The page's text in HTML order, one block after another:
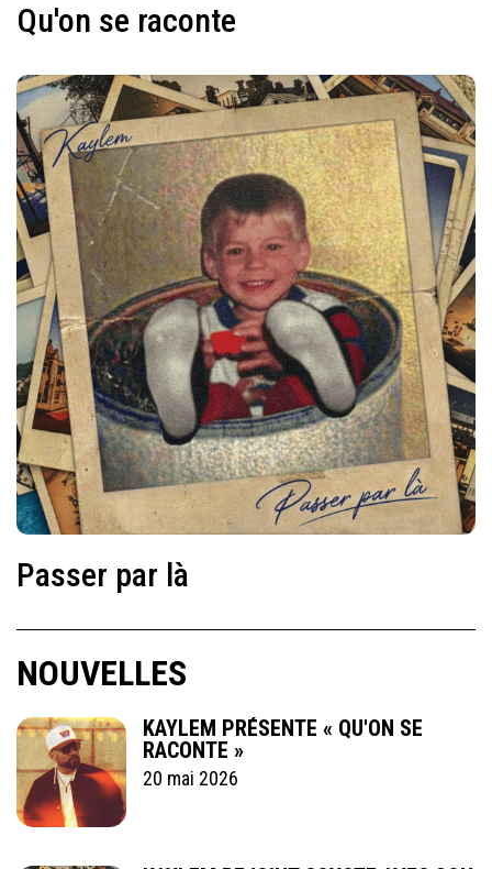
Qu'on se raconte
Passer par là
NOUVELLES
KAYLEM PRÉSENTE « QU'ON SE
RACONTE »
20 mai 2026